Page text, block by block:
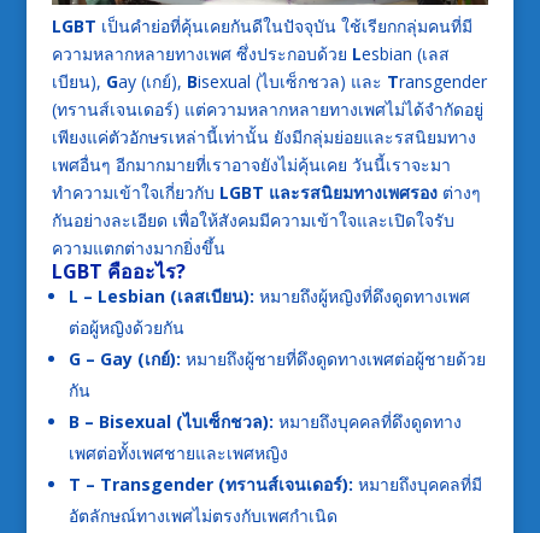
LGBT เป็นคำย่อที่คุ้นเคยกันดีในปัจจุบัน ใช้เรียกกลุ่มคนที่มี
ความหลากหลายทางเพศ ซึ่งประกอบด้วย Lesbian (เลส
เบียน), Gay (เกย์), Bisexual (ไบเซ็กชวล) และ Transgender
(ทรานส์เจนเดอร์) แต่ความหลากหลายทางเพศไม่ได้จำกัดอยู่
เพียงแค่ตัวอักษรเหล่านี้เท่านั้น ยังมีกลุ่มย่อยและรสนิยมทาง
เพศอื่นๆ อีกมากมายที่เราอาจยังไม่คุ้นเคย วันนี้เราจะมา
ทำความเข้าใจเกี่ยวกับ LGBT และรสนิยมทางเพศรองต่างๆ
กันอย่างละเอียด เพื่อให้สังคมมีความเข้าใจและเปิดใจรับ
ความแตกต่างมากยิ่งขึ้น
LGBT คืออะไร?
L – Lesbian (เลสเบียน): หมายถึงผู้หญิงที่ดึงดูดทางเพศ
ต่อผู้หญิงด้วยกัน
G – Gay (เกย์): หมายถึงผู้ชายที่ดึงดูดทางเพศต่อผู้ชายด้วย
กัน
B – Bisexual (ไบเซ็กชวล): หมายถึงบุคคลที่ดึงดูดทาง
เพศต่อทั้งเพศชายและเพศหญิง
T – Transgender (ทรานส์เจนเดอร์): หมายถึงบุคคลที่มี
อัตลักษณ์ทางเพศไม่ตรงกับเพศกำเนิด